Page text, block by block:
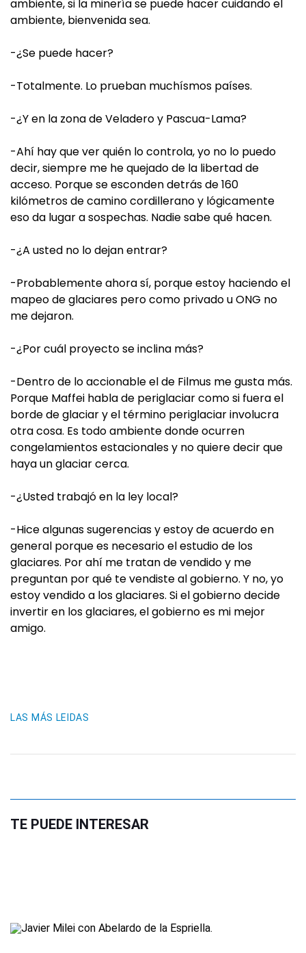
ambiente, si la minería se puede hacer cuidando el
ambiente, bienvenida sea.
-¿Se puede hacer?
-Totalmente. Lo prueban muchísmos países.
-¿Y en la zona de Veladero y Pascua-Lama?
-Ahí hay que ver quién lo controla, yo no lo puedo
decir, siempre me he quejado de la libertad de
acceso. Porque se esconden detrás de 160
kilómetros de camino cordillerano y lógicamente
eso da lugar a sospechas. Nadie sabe qué hacen.
-¿A usted no lo dejan entrar?
-Probablemente ahora sí, porque estoy haciendo el
mapeo de glaciares pero como privado u ONG no
me dejaron.
-¿Por cuál proyecto se inclina más?
-Dentro de lo accionable el de Filmus me gusta más.
Porque Maffei habla de periglaciar como si fuera el
borde de glaciar y el término periglaciar involucra
otra cosa. Es todo ambiente donde ocurren
congelamientos estacionales y no quiere decir que
haya un glaciar cerca.
-¿Usted trabajó en la ley local?
-Hice algunas sugerencias y estoy de acuerdo en
general porque es necesario el estudio de los
glaciares. Por ahí me tratan de vendido y me
preguntan por qué te vendiste al gobierno. Y no, yo
estoy vendido a los glaciares. Si el gobierno decide
invertir en los glaciares, el gobierno es mi mejor
amigo.
LAS MÁS LEIDAS
TE PUEDE INTERESAR